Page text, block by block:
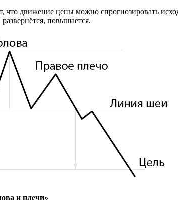
что движение цены можно спрогнозировать
развернётся, повышается.
и плечи»